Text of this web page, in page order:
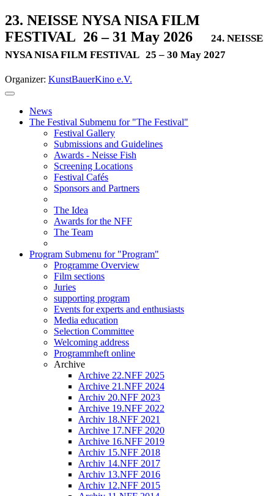
23. NEISSE NYSA NISA FILM
FESTIVAL 26 – 31 May 2026
24. NEISSE
NYSA NISA FILM FESTIVAL 25 – 30 May 2027
Organizer: KunstBauerKino e.V.
News
The Festival Submenu for "The Festival"
Festival Gallery
Submissions and Guidelines
Awards - Neisse Fish
Screening Locations
Festival Cafés
Sponsors and Partners
The Idea
Awards for the NFF
The Team
Program Submenu for "Program"
Programme Overview
Film sections
Juries
supporting program
Events for experts and enthusiasts
Media education
Selection Committee
Welcoming address
Programmheft online
Archive
Archive 22.NFF 2025
Archive 21.NFF 2024
Archiv 20.NFF 2023
Archive 19.NFF 2022
Archiv 18.NFF 2021
Archive 17.NFF 2020
Archive 16.NFF 2019
Archiv 15.NFF 2018
Archiv 14.NFF 2017
Archiv 13.NFF 2016
Archiv 12.NFF 2015